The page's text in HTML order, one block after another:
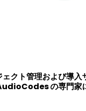
クト管理および導入
の専門家